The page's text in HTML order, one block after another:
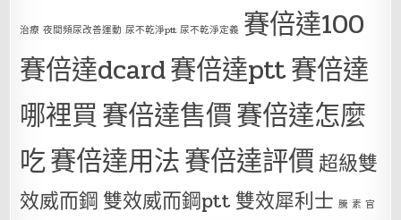
治療 夜間頻尿改善運動 尿不乾淨ptt 尿不乾淨定義 賽倍達100
賽倍達dcard賽倍達ptt賽倍達
哪裡買賽倍達售價賽倍達怎麼
吃賽倍達用法賽倍達評價超級雙
效威而鋼 雙效威而鋼ptt 雙效犀利士 騰 素 官